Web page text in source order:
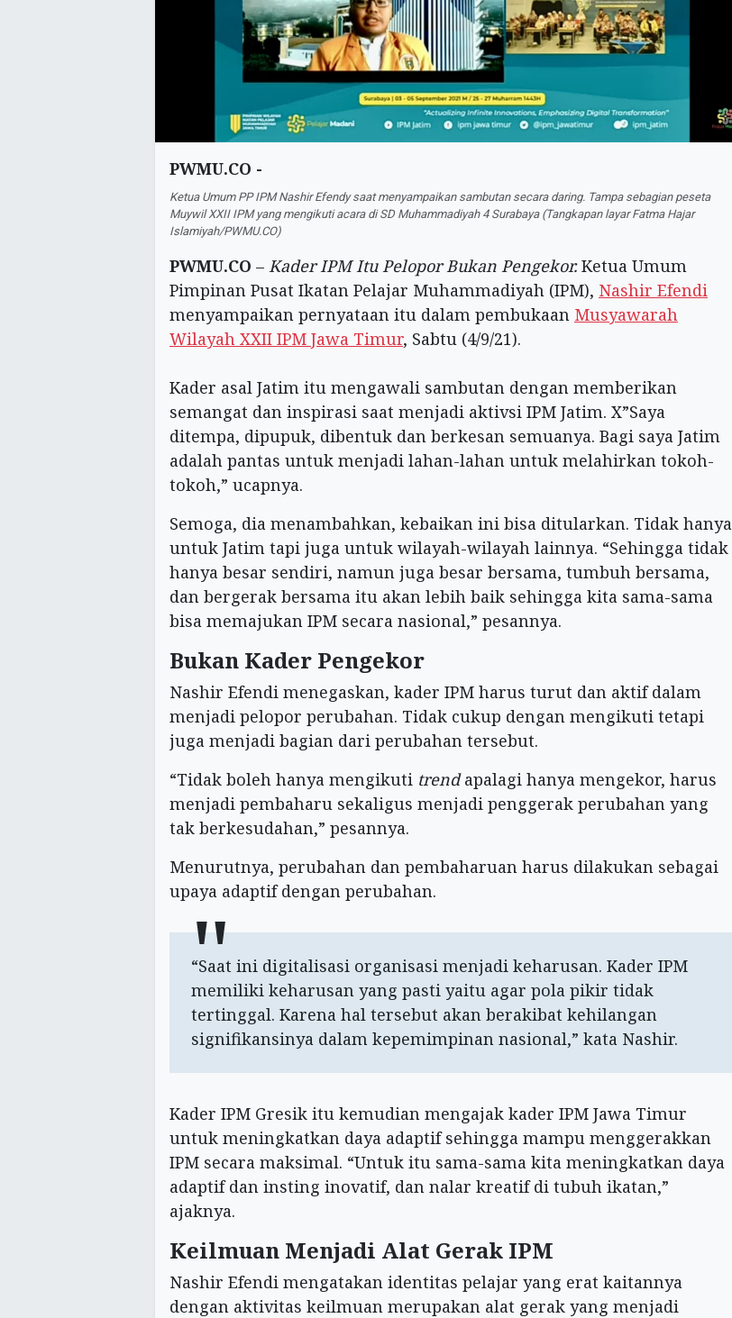
PWMU.CO -
Ketua Umum PP IPM Nashir Efendy saat menyampaikan sambutan secara daring. Tampa sebagian peseta
Muywil XXII IPM yang mengikuti acara di SD Muhammadiyah 4 Surabaya (Tangkapan layar Fatma Hajar
Islamiyah/PWMU.CO)
PWMU.CO – Kader IPM Itu Pelopor Bukan Pengekor. Ketua Umum
Pimpinan Pusat Ikatan Pelajar Muhammadiyah (IPM), Nashir Efendi
menyampaikan pernyataan itu dalam pembukaan Musyawarah
Wilayah XXII IPM Jawa Timur, Sabtu (4/9/21).
Kader asal Jatim itu mengawali sambutan dengan memberikan
semangat dan inspirasi saat menjadi aktivsi IPM Jatim. X”Saya
ditempa, dipupuk, dibentuk dan berkesan semuanya. Bagi saya Jatim
adalah pantas untuk menjadi lahan-lahan untuk melahirkan tokoh-
tokoh,” ucapnya.
Semoga, dia menambahkan, kebaikan ini bisa ditularkan. Tidak hanya
untuk Jatim tapi juga untuk wilayah-wilayah lainnya. “Sehingga tidak
hanya besar sendiri, namun juga besar bersama, tumbuh bersama,
dan bergerak bersama itu akan lebih baik sehingga kita sama-sama
bisa memajukan IPM secara nasional,” pesannya.
Bukan Kader Pengekor
Nashir Efendi menegaskan, kader IPM harus turut dan aktif dalam
menjadi pelopor perubahan. Tidak cukup dengan mengikuti tetapi
juga menjadi bagian dari perubahan tersebut.
“Tidak boleh hanya mengikuti trendapalagi hanya mengekor, harus
menjadi pembaharu sekaligus menjadi penggerak perubahan yang
tak berkesudahan,” pesannya.
Menurutnya, perubahan dan pembaharuan harus dilakukan sebagai
upaya adaptif dengan perubahan.
“Saat ini digitalisasi organisasi menjadi keharusan. Kader IPM
memiliki keharusan yang pasti yaitu agar pola pikir tidak
tertinggal. Karena hal tersebut akan berakibat kehilangan
signifikansinya dalam kepemimpinan nasional,” kata Nashir.
Kader IPM Gresik itu kemudian mengajak kader IPM Jawa Timur
untuk meningkatkan daya adaptif sehingga mampu menggerakkan
IPM secara maksimal. “Untuk itu sama-sama kita meningkatkan daya
adaptif dan insting inovatif, dan nalar kreatif di tubuh ikatan,”
ajaknya.
Keilmuan Menjadi Alat Gerak IPM
Nashir Efendi mengatakan identitas pelajar yang erat kaitannya
dengan aktivitas keilmuan merupakan alat gerak yang menjadi